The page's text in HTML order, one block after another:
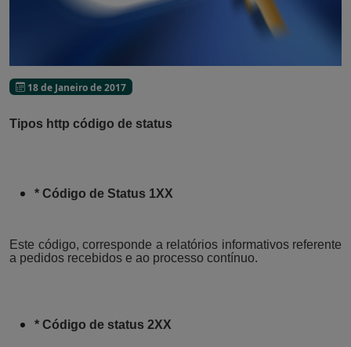
18 de Janeiro de 2017
Tipos http código de status
* Código de Status 1XX
Este código, corresponde a relatórios informativos referente
a pedidos recebidos e ao processo contínuo.
* Código de status 2XX